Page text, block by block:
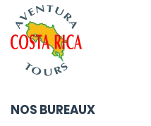
NOS BUREAUX